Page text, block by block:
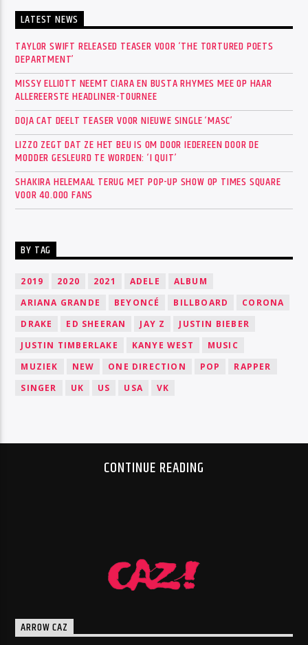
LATEST NEWS
TAYLOR SWIFT RELEASED TEASER VOOR ‘THE TORTURED POETS
DEPARTMENT’
MISSY ELLIOTT NEEMT CIARA EN BUSTA RHYMES MEE OP HAAR
ALLEREERSTE HEADLINER-TOURNEE
DOJA CAT DEELT TEASER VOOR NIEUWE SINGLE ‘MASC’
LIZZO ZEGT DAT ZE HET BEU IS OM DOOR IEDEREEN DOOR DE
MODDER GESLEURD TE WORDEN: ‘I QUIT’
SHAKIRA HELEMAAL TERUG MET POP-UP SHOW OP TIMES SQUARE
VOOR 40.000 FANS
BY TAG
2019 2020 2021 ADELE
ALBUM
ARIANA GRANDE
BEYONCÉ BILLBOARD
CORONA
DRAKE
ED SHEERAN JAY Z
JUSTIN BIEBER
JUSTIN TIMBERLAKE
KANYE WEST
MUSIC
MUZIEK
NEW ONE DIRECTION POP
RAPPER
SINGER
UK US USA VK
CONTINUE READING
ARROW CAZ